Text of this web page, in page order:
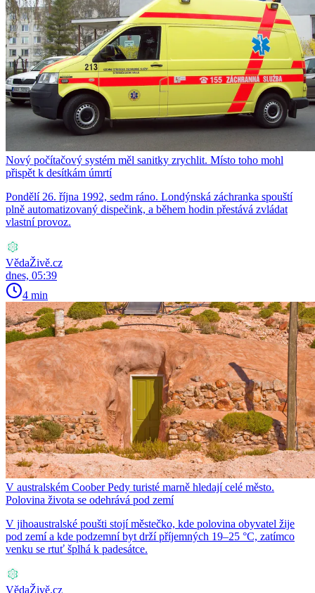
Nový počítačový systém měl sanitky zrychlit. Místo toho mohl
přispět k desítkám úmrtí
Pondělí 26. října 1992, sedm ráno. Londýnská záchranka spouští
plně automatizovaný dispečink, a během hodin přestává zvládat
vlastní provoz.
VědaŽivě.cz
dnes, 05:39
4 min
V australském Coober Pedy turisté marně hledají celé město.
Polovina života se odehrává pod zemí
V jihoaustralské poušti stojí městečko, kde polovina obyvatel žije
pod zemí a kde podzemní byt drží příjemných 19–25 °C, zatímco
venku se rtuť šplhá k padesátce.
VědaŽivě.cz